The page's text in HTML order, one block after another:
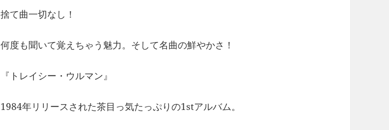
捨て曲一切なし！
何度も聞いて覚えちゃう魅力。そして名曲の鮮やかさ！
『トレイシー・ウルマン』
1984年リリースされた茶目っ気たっぷりの1stアルバム。